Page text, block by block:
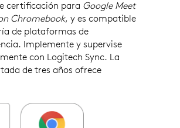
certificación para Google Meet
Chromebook, y es compatible
de plataformas de
Implemente y supervise
con Logitech Sync. La
de tres años ofrece